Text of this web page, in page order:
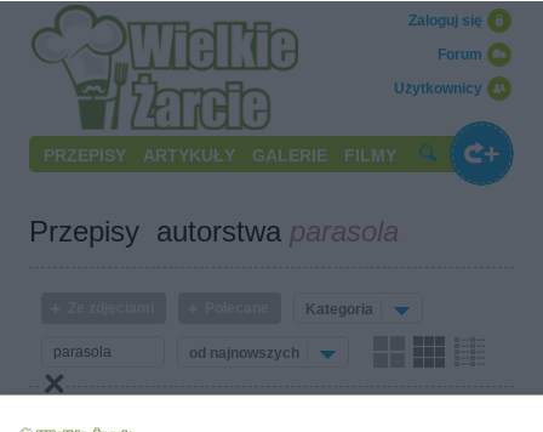
Użytkownicy
Forum
Zaloguj się
PRZEPISY ARTYKUŁY GALERIE FILMY
Przepisy autorstwa parasola
Kategoria
od najnowszych